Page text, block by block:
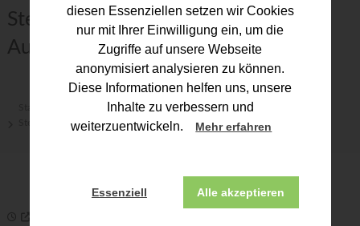
diesen Essenziellen setzen wir Cookies
nur mit Ihrer Einwilligung ein, um die
Zugriffe auf unsere Webseite
anonymisiert analysieren zu können.
Diese Informationen helfen uns, unsere
Inhalte zu verbessern und
weiterzuentwickeln.
Mehr erfahren
Essenziell Alle akzeptieren
b
e
r
a
t
e
r
Steuern sparen im zweiten Halbjahr:
Ausgaben clever planen
Steuern sparen im zweiten Halbjahr: Ausgaben clever planen